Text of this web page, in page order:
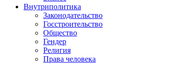
Внутриполитика
Законодательство
Госстроительство
Общество
Гендер
Религия
Права человека